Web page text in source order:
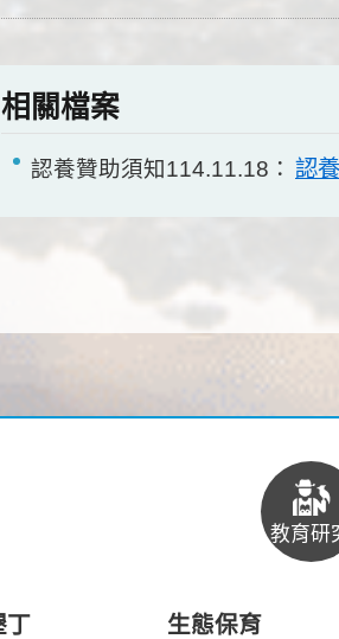
相關檔案
認養贊助須知114.11.18： 認
教育研
丁 生態保育